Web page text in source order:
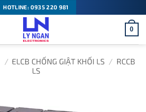
HOTLINE: 0935 220 981
0
/ ELCB CHỐNG GIẬT KHỐI LS / RCCB
LS